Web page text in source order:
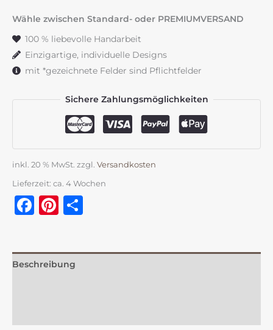
Design"
Menge
Wähle zwischen Standard- oder PREMIUMVERSAND
100 % liebevolle Handarbeit
Einzigartige, individuelle Designs
mit *gezeichnete Felder sind Pflichtfelder
Sichere Zahlungsmöglichkeiten
inkl. 20 % MwSt. zzgl. Versandkosten
Lieferzeit: ca. 4 Wochen
Facebook
Pinterest
Beschreibung